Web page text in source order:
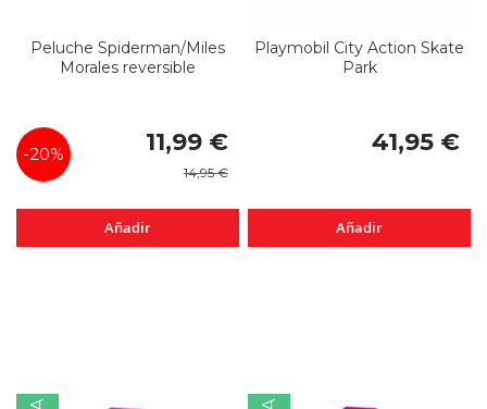
Peluche Spiderman/Miles
Morales reversible
-20%
Precio
especial
11,99 €
14,95 €
Añadir
Playmobil City Action Skate
Park
41,95 €
Añadir